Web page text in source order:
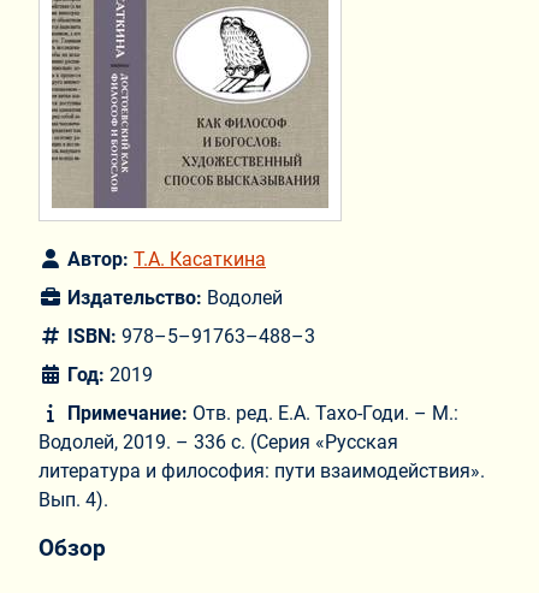
Автор: Т.А. Касаткина
Издательство: Водолей
ISBN: 978–5–91763–488–3
Год: 2019
Примечание: Отв. ред. Е.А. Тахо-Годи. – М.:
Водолей, 2019. – 336 с. (Серия «Русская
литература и философия: пути взаимодействия».
Вып. 4).
Обзор